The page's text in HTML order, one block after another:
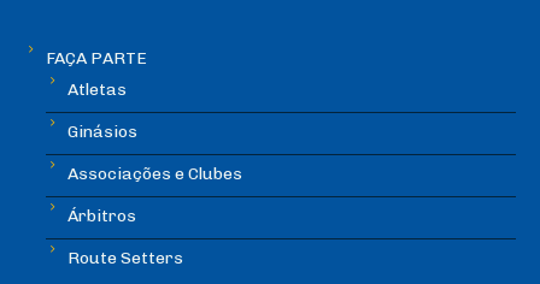
FAÇA PARTE
Atletas
Ginásios
Associações e Clubes
Árbitros
Route Setters